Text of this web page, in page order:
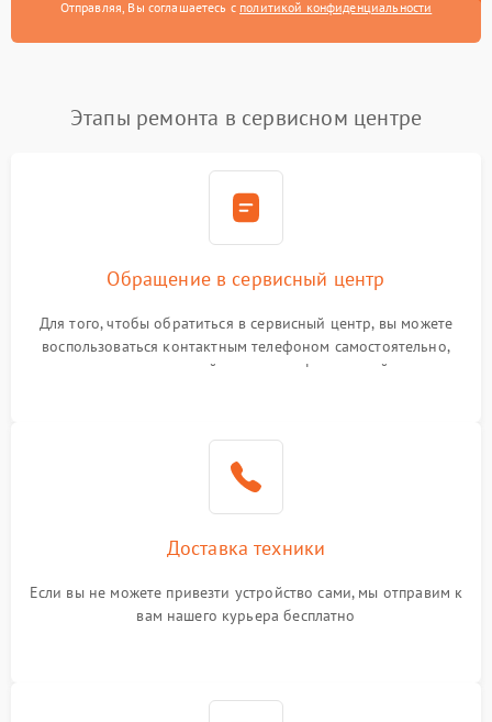
Отправляя, Вы соглашаетесь с политикой конфиденциальности
Этапы ремонта в сервисном центре
Обращение в сервисный центр
Для того, чтобы обратиться в сервисный центр, вы можете
воспользоваться контактным телефоном самостоятельно,
или оставить свой номер телефона на сайте
Доставка техники
Если вы не можете привезти устройство сами, мы отправим к
вам нашего курьера бесплатно